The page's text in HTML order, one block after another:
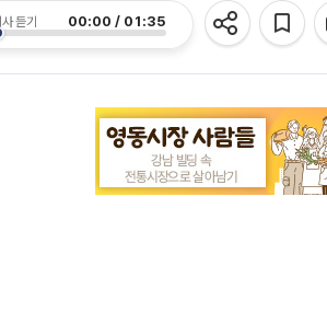
듣기 00:00 / 01:35